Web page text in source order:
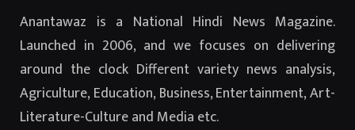
Anantawaz is a National Hindi News Magazine.
Launched in 2006, and we focuses on delivering
around the clock Different variety news analysis,
Agriculture, Education, Business, Entertainment, Art-
Literature-Culture and Media etc.